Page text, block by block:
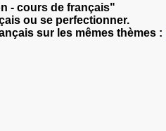
- cours de français"
ou se perfectionner.
sur les mêmes thèmes : |